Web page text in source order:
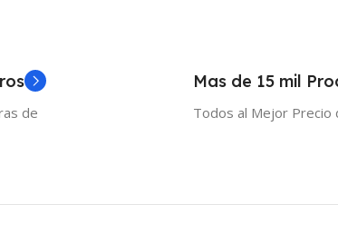
de
Mas de 15 mil
Todos al Mejor Precio